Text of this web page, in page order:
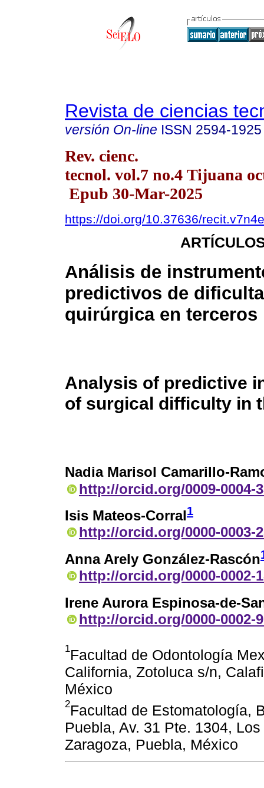
Revista de ciencias
versión On-line ISSN 2594-1925
Rev. cienc.
tecnol. vol.7 no.4 Tijuana
Epub 30-Mar-2025
https://doi.org/10.37636/
Análisis de
predictivos de
quirúrgica en terceros
Analysis of predictive
of surgical difficulty in
Nadia Marisol Camarillo-
http://orcid.org/0009-0004-
Isis Mateos-Corral1
http://orcid.org/0000-0003-
Anna Arely González-Rascón
http://orcid.org/0000-0002-
Irene Aurora Espinosa-de-
http://orcid.org/0000-0002-
1Facultad de Odontología
California, Zotoluca s/n,
México
2Facultad de Estomatología,
Puebla, Av. 31 Pte. 1304,
Zaragoza, Puebla, México